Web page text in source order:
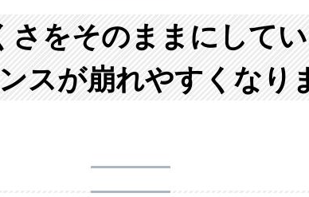
さをそのままにして
スが崩れやすくなり